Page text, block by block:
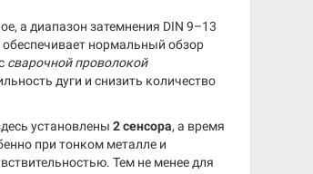
а диапазон затемнения DIN 9–13
нормальный обзор
сварочной проволокой
дуги и снизить количество
установлены 2 сенсора, а время
при тонком металле и
Тем не менее для